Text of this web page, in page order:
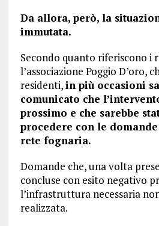
Da allora, però, la
immutata.
Secondo quanto riferiscono i
l’associazione Poggio D’oro,
residenti,in più occasioni
comunicato che
prossimo e che sarebbe
procedere con le
rete fognaria.
Domande che, una volta
concluse con esito negativo
l’infrastruttura necessaria
realizzata.